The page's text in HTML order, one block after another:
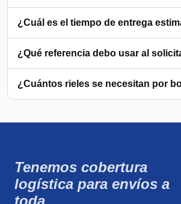
¿Cuál es el tiempo de entrega
¿Qué referencia debo usar al
¿Cuántos rieles se necesitan por
Tenemos cobertura
logística para envíos a
toda